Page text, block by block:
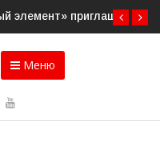
на выставку